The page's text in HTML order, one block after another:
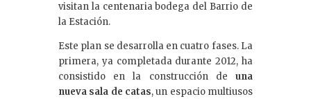
visitan la centenaria bodega del Barrio de
la Estación.
Este plan se desarrolla en cuatro fases. La
primera, ya completada durante 2012, ha
consistido en la construcción de una
nueva sala de catas, un espacio multiusos